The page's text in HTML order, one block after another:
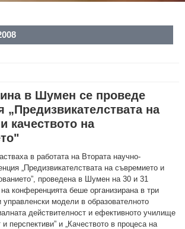
в Шумен се проведе
„Предизвикателствата на
качеството на
в работата на Втората научно-
„Предизвикателствата на съвремието и
проведена в Шумен на 30 и 31
конференцията беше организирана в три
управленски модели в образователното
действителност и ефективното училище
перспективи” и „Качеството в процеса на